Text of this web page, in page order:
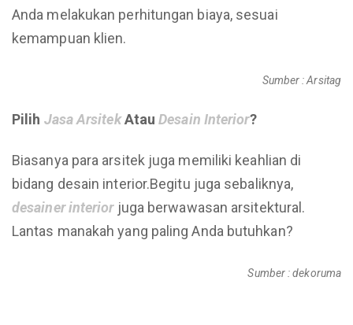
Anda melakukan perhitungan biaya, sesuai
kemampuan klien.
Sumber : Arsitag
Pilih JasaArsitek Atau Desain Interior?
Biasanya para arsitek juga memiliki keahlian di
bidang desain interior.Begitu juga sebaliknya,
desainer interiorjuga berwawasan arsitektural.
Lantas manakah yang paling Anda butuhkan?
Sumber : dekoruma